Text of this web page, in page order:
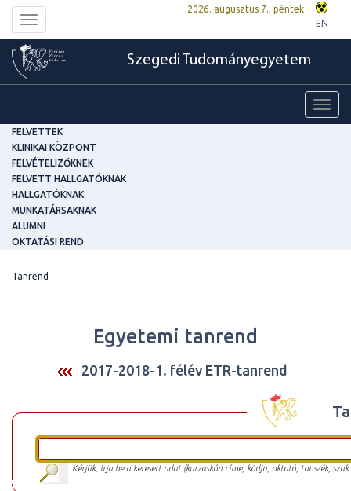
Toggle
navigation
2026. augusztus 7., péntek
EN
Szegedi Tudományegyetem
FELVETTEK
KLINIKAI KÖZPONT
FELVÉTELIZŐKNEK
FELVETT HALLGATÓKNAK
HALLGATÓKNAK
MUNKATÁRSAKNAK
ALUMNI
OKTATÁSI REND
Tanrend
Egyetemi tanrend
2017-2018-1. félév ETR-tanrend
Kérjük, írja be a keresett adat (kurzuskód címe, kódja, oktató, tanszék,